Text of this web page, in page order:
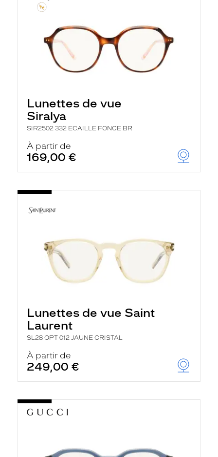
Lunettes de vue
Siralya
SIR2502 332 ECAILLE FONCE BR
À partir de
169,00 €
Lunettes de vue Saint
Laurent
SL28 OPT 012 JAUNE CRISTAL
À partir de
249,00 €